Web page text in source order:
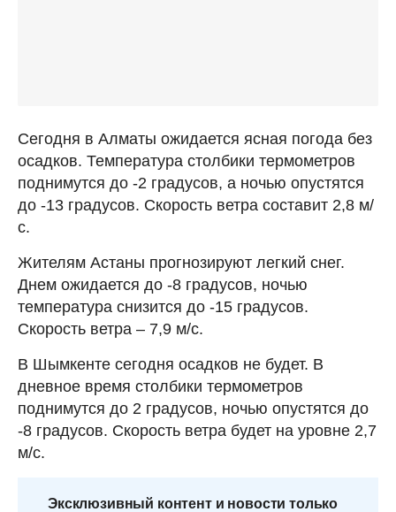
Сегодня в Алматы ожидается ясная погода без
осадков. Температура столбики термометров
поднимутся до -2 градусов, а ночью опустятся
до -13 градусов. Скорость ветра составит 2,8 м/
с.
Жителям Астаны прогнозируют легкий снег.
Днем ожидается до -8 градусов, ночью
температура снизится до -15 градусов.
Скорость ветра – 7,9 м/с.
В Шымкенте сегодня осадков не будет. В
дневное время столбики термометров
поднимутся до 2 градусов, ночью опустятся до
-8 градусов. Скорость ветра будет на уровне 2,7
м/с.
Эксклюзивный контент и новости только